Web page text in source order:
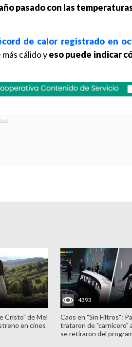
pasado con las
de calor registrado en
cálido yeso puede indicar
Cristo" de Mel
en cines
4393
Caos en "Sin Filtros":
trataron de "carnicero"
se retiraron del